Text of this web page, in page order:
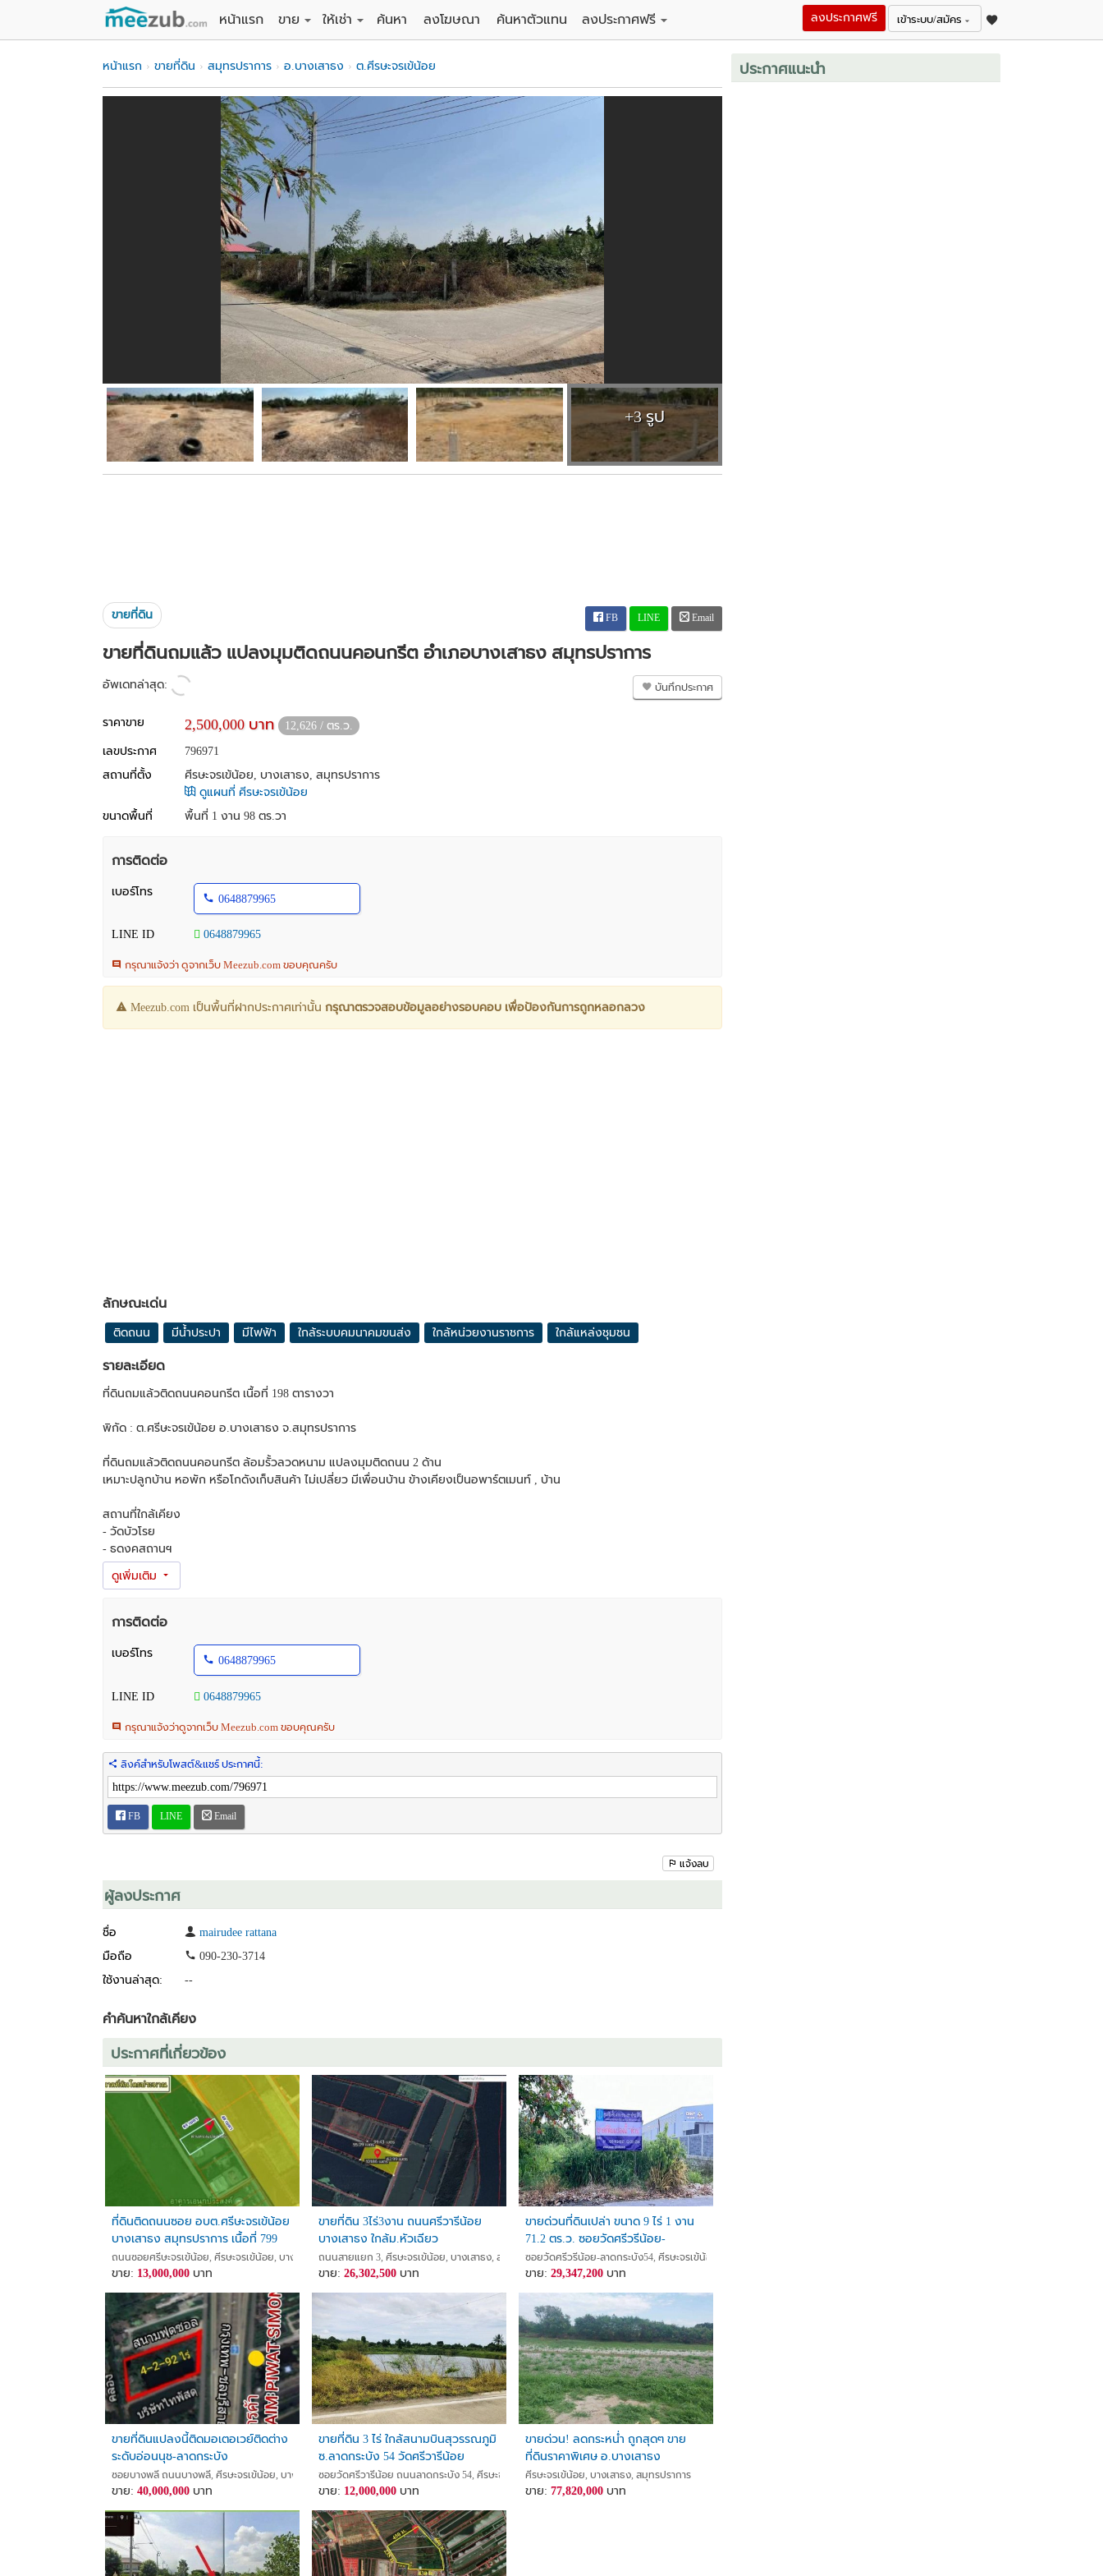
หน้าแรก
ขาย
ขายบ้าน
ขายคอนโด
ขายทาวน์เฮาส์
ขายอพาร์ทเม้นท์ / โรงแรม
ขายอาคารพาณิชย์ / สำนักงาน
ขายโรงงาน / โกดัง
ให้เช่า
ให้เช่าบ้าน
ให้เช่าคอนโด
ให้เช่าทาวน์เฮาส์
ให้เช่าอพาร์ทเม้นท์ / โรงแรม
ให้เช่าอาคารพาณิชย์ / สำนักงาน
ให้เช่าโรงงาน / โกดัง
ค้นหา ลงโฆษณา ค้นหาตัวแทน
ลงประกาศฟรี
เข้าระบบ/สมัคร
ลงประกาศฟรี
หน้าแรก ขายที่ดิน สมุทรปราการ อ.บางเสาธง ต.ศีรษะจรเข้น้อย
+3 รูป
ขายที่ดิน FB LINE Email
ขายที่ดินถมแล้ว แปลงมุมติดถนนคอนกรีต อำเภอบางเสาธง สมุทรปราการ
อัพเดทล่าสุด: บันทึกประกาศ
ราคาขาย 2,500,000 บาท 12,626 / ตร.ว.
เลขประกาศ
796971
สถานที่ตั้ง
ศีรษะจรเข้น้อย, บางเสาธง, สมุทรปราการ
ดูแผนที่ ศีรษะจรเข้น้อย
ขนาดพื้นที่
พื้นที่ 1 งาน 98 ตร.วา
การติดต่อ
เบอร์โทร
0648879965
LINE ID 0648879965
กรุณาแจ้งว่า ดูจากเว็บ Meezub.com ขอบคุณครับ
Meezub.com เป็นพื้นที่ฝากประกาศเท่านั้น กรุณาตรวจสอบข้อมูลอย่างรอบคอบ เพื่อป้องกันการถูกหลอกลวง
ลักษณะเด่น
ติดถนน มีน้ำประปา มีไฟฟ้า ใกล้ระบบคมนาคมขนส่ง ใกล้หน่วยงานราชการ ใกล้แหล่งชุมชน
รายละเอียด
ที่ดินถมแล้วติดถนนคอนกรีต เนื้อที่ 198 ตารางวา
พิกัด : ต.ศรีษะจรเข้น้อย อ.บางเสาธง จ.สมุทรปราการ
ที่ดินถมแล้วติดถนนคอนกรีต ล้อมรั้วลวดหนาม แปลงมุมติดถนน 2 ด้าน
เหมาะปลูกบ้าน หอพัก หรือโกดังเก็บสินค้า ไม่เปลี่ยว มีเพื่อนบ้าน ข้างเคียงเป็นอพาร์ตเมนท์ , บ้าน
สถานที่ใกล้เคียง
- วัดบัวโรย
- ธุดงคสถานฯ
- โรงเรียนละมูลรอดศิริ
- วัดศรีวารีน้อย
- สนาบินสุวรรณภูมิ
ราคาขาย 2,500,000 บาท
โทร : 064-8879965
Line : 0648879965
การติดต่อ
เบอร์โทร
0648879965
LINE ID 0648879965
กรุณาแจ้งว่าดูจากเว็บ Meezub.com ขอบคุณครับ
ลิงค์สำหรับโพสต์&แชร์ ประกาศนี้:
FB LINE Email
แจ้งลบ
ผู้ลงประกาศ
ชื่อ
mairudee rattana
มือถือ
090-230-3714
ใช้งานล่าสุด:
--
คำค้นหาใกล้เคียง
ประกาศที่เกี่ยวข้อง
ที่ดินติดถนนซอย อบต.ศรีษะจรเข้น้อย
บางเสาธง สมุทรปราการ เนื้อที่ 799
ตรว
ถนนซอยศรีษะจรเข้น้อย, ศีรษะจรเข้น้อย, บางเสาธง, สมุทรปราการ
ขาย: 13,000,000บาท
ขายที่ดิน 3ไร่3งาน ถนนศรีวารีน้อย
บางเสาธง ใกล้ม.หัวเฉียว
ถนนสายแยก 3, ศีรษะจรเข้น้อย, บางเสาธง, สมุทรปราการ
ขาย:26,302,500 บาท
ขายด่วนที่ดินเปล่า ขนาด 9 ไร่ 1 งาน
71.2 ตร.ว. ซอยวัดศรีวรีน้อย-
ลาดกระบัง54 อยู่ใกล้สนามบิน
สุวรรณภูมิ อ.บางเสาธง
จ.สมุทรปราการ
ซอยวัดศรีวรีน้อย-ลาดกระบัง54, ศีรษะจรเข้น้อย, บางเสาธง, สมุทรปราการ
ขาย:29,347,200 บาท
ขายที่ดินแปลงนี้ติดมอเตอเวย์ติดต่าง
ระดับอ่อนนุช-ลาดกระบัง
ซอยบางพลี ถนนบางพลี, ศีรษะจรเข้น้อย, บางเสาธง, สมุทรปราการ
ขาย: 40,000,000บาท
ขายที่ดิน 3 ไร่ ใกล้สนามบินสุวรรณภูมิ
ซ.ลาดกระบัง 54 วัดศรีวารีน้อย
ซอยวัดศรีวารีน้อย ถนนลาดกระบัง 54, ศีรษะจรเข้น้อย, บางเสาธง, สมุทรปราการ
ขาย: 12,000,000 บาท
ขายด่วน! ลดกระหน่ำ ถูกสุดๆ ขาย
ที่ดินราคาพิเศษ อ.บางเสาธง
จ.สมุทรปราการ สวย ทำเลดี
ศีรษะจรเข้น้อย, บางเสาธง, สมุทรปราการ
ขาย:77,820,000 บาท
ประกาศแนะนำ